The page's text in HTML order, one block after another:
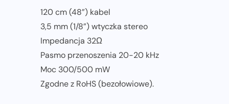
120 cm (48”) kabel
3,5 mm (1/8”) wtyczka stereo
Impedancja 32Ω
Pasmo przenoszenia 20-20 kHz
Moc 300/500 mW
Zgodne z RoHS (bezołowiowe).